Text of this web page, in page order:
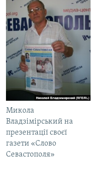
Микола
Владзімірський на
презентації своєї
газети «Слово
Севастополя»